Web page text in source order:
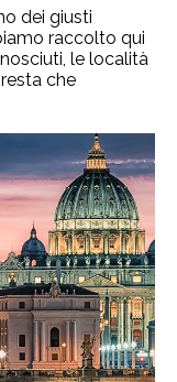
dei giusti
raccolto qui
le località
che